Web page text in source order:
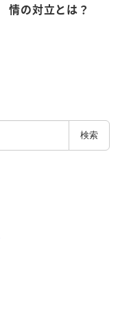
情の対立とは？
検索